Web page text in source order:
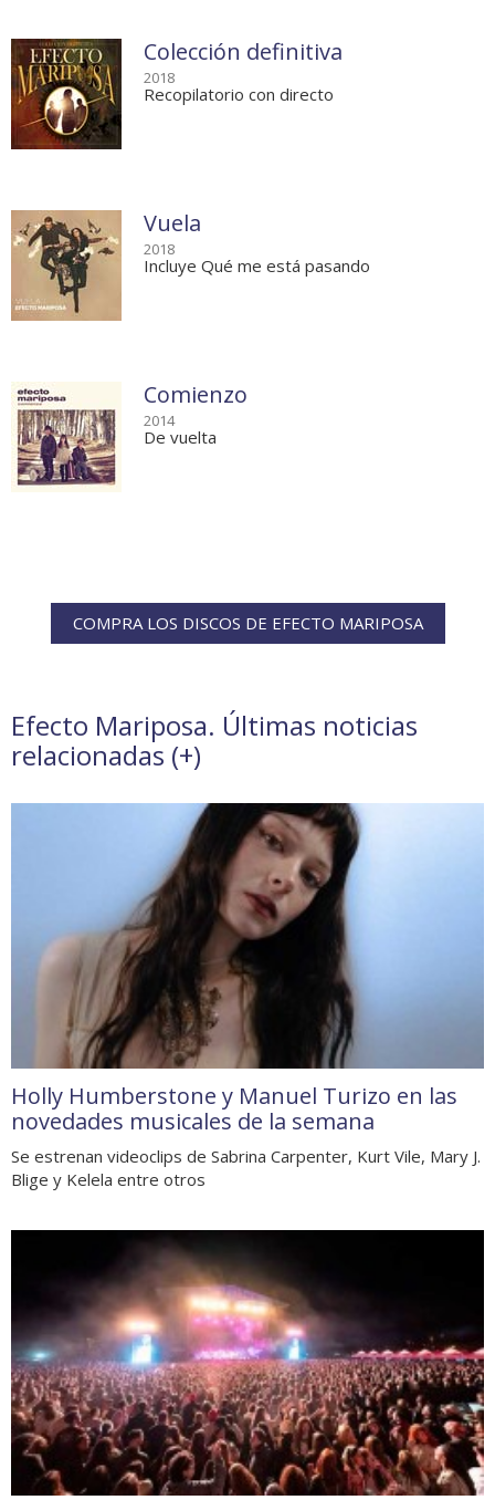
Colección definitiva
2018
Recopilatorio con directo
Vuela
2018
Incluye Qué me está pasando
Comienzo
2014
De vuelta
COMPRA LOS DISCOS DE EFECTO MARIPOSA
Efecto Mariposa. Últimas noticias
relacionadas (+)
Holly Humberstone y Manuel Turizo en las
novedades musicales de la semana
Se estrenan videoclips de Sabrina Carpenter, Kurt Vile, Mary J.
Blige y Kelela entre otros